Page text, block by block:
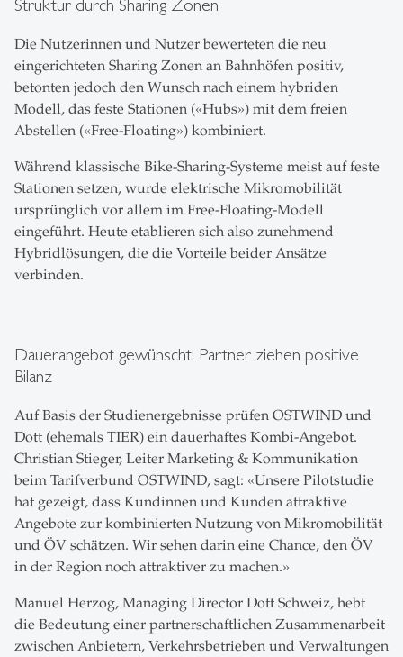
Die Nutzerinnen und Nutzer bewerteten die neu
eingerichteten Sharing Zonen an Bahnhöfen positiv,
betonten jedoch den Wunsch nach einem hybriden
Modell, das feste Stationen («Hubs») mit dem freien
Abstellen («Free-Floating») kombiniert.
Während klassische Bike-Sharing-Systeme meist auf feste
Stationen setzen, wurde elektrische Mikromobilität
ursprünglich vor allem im Free-Floating-Modell
eingeführt. Heute etablieren sich also zunehmend
Hybridlösungen, die die Vorteile beider Ansätze
verbinden.
Dauerangebot gewünscht: Partner ziehen positive
Bilanz
Auf Basis der Studienergebnisse prüfen OSTWIND und
Dott (ehemals TIER) ein dauerhaftes Kombi-Angebot.
Christian Stieger, Leiter Marketing & Kommunikation
beim Tarifverbund OSTWIND, sagt: «Unsere Pilotstudie
hat gezeigt, dass Kundinnen und Kunden attraktive
Angebote zur kombinierten Nutzung von Mikromobilität
und ÖV schätzen. Wir sehen darin eine Chance, den ÖV
in der Region noch attraktiver zu machen.»
Manuel Herzog, Managing Director Dott Schweiz, hebt
die Bedeutung einer partnerschaftlichen Zusammenarbeit
zwischen Anbietern, Verkehrsbetrieben und Verwaltungen